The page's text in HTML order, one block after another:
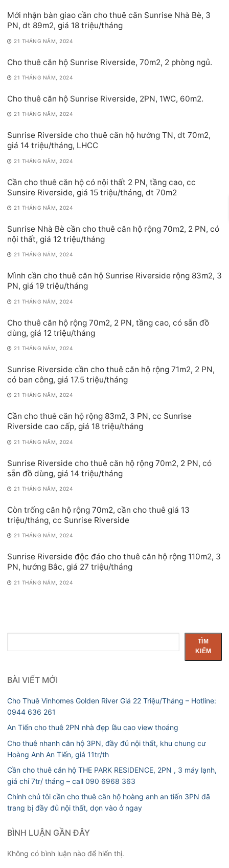
Mới nhận bàn giao cần cho thuê căn Sunrise Nhà Bè, 3
PN, dt 89m2, giá 18 triệu/tháng
21 THÁNG NĂM, 2024
Cho thuê căn hộ Sunrise Riverside, 70m2, 2 phòng ngủ.
21 THÁNG NĂM, 2024
Cho thuê căn hộ Sunrise Riverside, 2PN, 1WC, 60m2.
21 THÁNG NĂM, 2024
Sunrise Riverside cho thuê căn hộ hướng TN, dt 70m2,
giá 14 triệu/tháng, LHCC
21 THÁNG NĂM, 2024
Cần cho thuê căn hộ có nội thất 2 PN, tầng cao, cc
Sunsire Riverside, giá 15 triệu/tháng, dt 70m2
21 THÁNG NĂM, 2024
Sunrise Nhà Bè cần cho thuê căn hộ rộng 70m2, 2 PN, có
nội thất, giá 12 triệu/tháng
21 THÁNG NĂM, 2024
Mình cần cho thuê căn hộ Sunrise Riverside rộng 83m2, 3
PN, giá 19 triệu/tháng
21 THÁNG NĂM, 2024
Cho thuê căn hộ rộng 70m2, 2 PN, tầng cao, có sẵn đồ
dùng, giá 12 triệu/tháng
21 THÁNG NĂM, 2024
Sunrise Riverside cần cho thuê căn hộ rộng 71m2, 2 PN,
có ban công, giá 17.5 triệu/tháng
21 THÁNG NĂM, 2024
Cần cho thuê căn hộ rộng 83m2, 3 PN, cc Sunrise
Riverside cao cấp, giá 18 triệu/tháng
21 THÁNG NĂM, 2024
Sunrise Riverside cho thuê căn hộ rộng 70m2, 2 PN, có
sẵn đồ dùng, giá 14 triệu/tháng
21 THÁNG NĂM, 2024
Còn trống căn hộ rộng 70m2, cần cho thuê giá 13
triệu/tháng, cc Sunrise Riverside
21 THÁNG NĂM, 2024
Sunrise Riverside độc đáo cho thuê căn hộ rộng 110m2, 3
PN, hướng Bắc, giá 27 triệu/tháng
21 THÁNG NĂM, 2024
kiếm
TÌM
KIẾM
BÀI VIẾT MỚI
Cho Thuê Vinhomes Golden River Giá 22 Triệu/Tháng – Hotline:
0944 636 261
An Tiến cho thuê 2PN nhà đẹp lầu cao view thoáng
Cho thuê nhanh căn hộ 3PN, đầy đủ nội thất, khu chung cư
Hoàng Anh An Tiến, giá 11tr/th
Cần cho thuê căn hộ THE PARK RESIDENCE, 2PN , 3 máy lạnh,
giá chỉ 7tr/ tháng – call 090 6968 363
Chính chủ tôi cần cho thuê căn hộ hoàng anh an tiến 3PN đã
trang bị đầy đủ nội thất, dọn vào ở ngay
BÌNH LUẬN GẦN ĐÂY
Không có bình luận nào để hiển thị.